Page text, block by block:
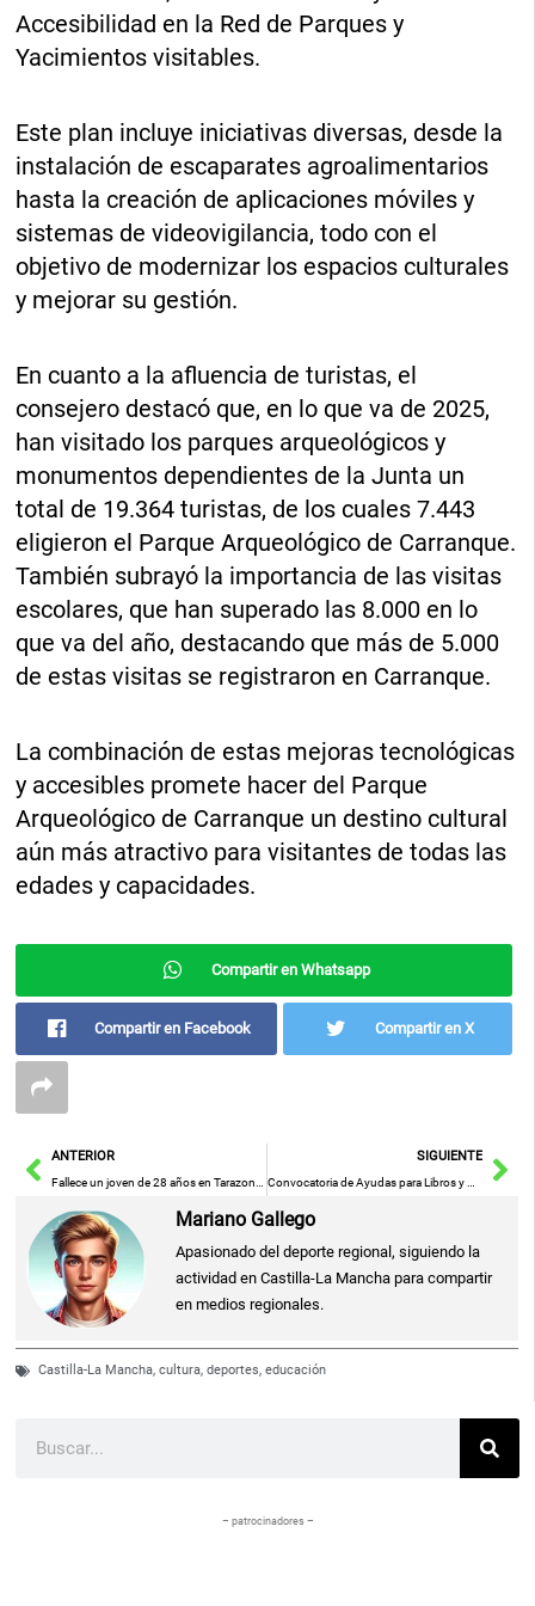
Accesibilidad en la Red de Parques y
Yacimientos visitables.
Este plan incluye iniciativas diversas, desde la
instalación de escaparates agroalimentarios
hasta la creación de aplicaciones móviles y
sistemas de videovigilancia, todo con el
objetivo de modernizar los espacios culturales
y mejorar su gestión.
En cuanto a la afluencia de turistas, el
consejero destacó que, en lo que va de 2025,
han visitado los parques arqueológicos y
monumentos dependientes de la Junta un
total de 19.364 turistas, de los cuales 7.443
eligieron el Parque Arqueológico de Carranque.
También subrayó la importancia de las visitas
escolares, que han superado las 8.000 en lo
que va del año, destacando que más de 5.000
de estas visitas se registraron en Carranque.
La combinación de estas mejoras tecnológicas
y accesibles promete hacer del Parque
Arqueológico de Carranque un destino cultural
aún más atractivo para visitantes de todas las
edades y capacidades.
Compartir en Whatsapp
Compartir en Facebook Compartir en X
AntANTERIOR
Fallece un joven de 28 años en Tarazona de la Mancha tras ser aplastado por su coche
SIGUIENTE
Convocatoria de Ayudas para Libros y Comedor Escolar Curso 25-26
Mariano Gallego
Apasionado del deporte regional, siguiendo la
actividad en Castilla-La Mancha para compartir
en medios regionales.
Castilla-La Mancha,cultura,deportes,educación
– patrocinadores –